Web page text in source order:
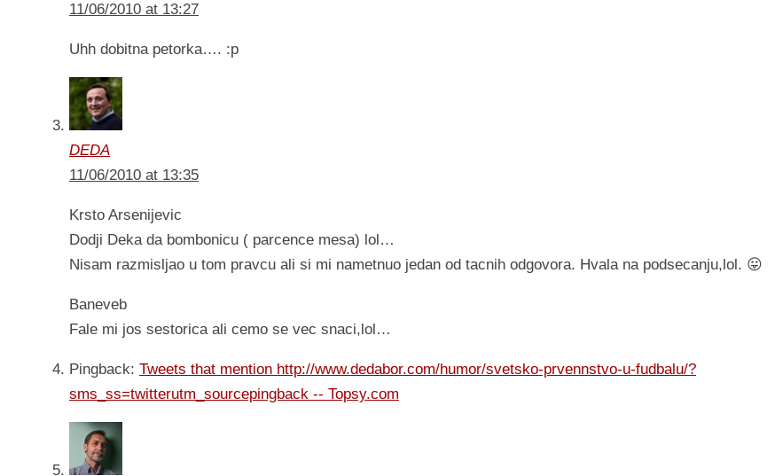
11/06/2010 at 13:27
Uhh dobitna petorka…. :p
DEDA
11/06/2010 at 13:35
Krsto Arsenijevic
Dodji Deka da bombonicu ( parcence mesa) lol…
Nisam razmisljao u tom pravcu ali si mi nametnuo jedan od tacnih odgovora. Hvala na podsecanju,lol. 😛
Baneveb
Fale mi jos sestorica ali cemo se vec snaci,lol…
Pingback: Tweets that mention http://www.dedabor.com/humor/svetsko-prvennstvo-u-fudbalu/?
sms_ss=twitterutm_sourcepingback -- Topsy.com